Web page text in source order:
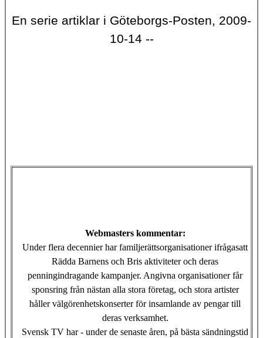
En serie artiklar i Göteborgs-Posten, 2009-
10-14 --
Webmasters kommentar:
Under flera decennier har familjerättsorganisationer ifrågasatt
Rädda Barnens och Bris aktiviteter och deras
penningindragande kampanjer. Angivna organisationer får
sponsring från nästan alla stora företag, och stora artister
håller välgörenhetskonserter för insamlande av pengar till
deras verksamhet.
Svensk TV har - under de senaste åren, på bästa sändningstid